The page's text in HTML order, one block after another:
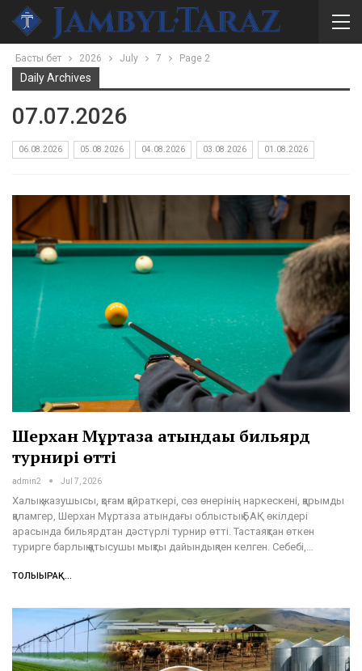
Басты бет 2026 July 7 Page 2
Daily Archives
07.07.2026
06.08.2026 05.08.2026 04.08.2026 03.08.2026 01.08.2026
Шерхан Мұртаза атындағы бильярд
турнирі өтті
admin2 Jul 7, 2026
Халық жазушысы, қоғам қайраткері, сөз өнерінің наркескені, қарымды
қаламгер, Шерхан Мұртаза атындағы облыстық БАҚ өкілдері
арасында бильярдтан дәстүрлі турнир өтті. Тастаяқтан өткен
турирге барлық қатысушы мықты дайындықпен келген. Себебі,…
ТОЛЫҒЫРАҚ...